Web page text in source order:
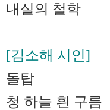
내실의 철학
[김소해 시인]
돌탑
청 하늘 흰 구름